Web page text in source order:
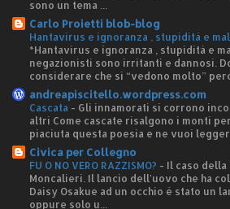
sono un tema ...
Carlo Proietti blob-blog
Hantavirus e ignoranza , stupidità e
*Hantavirus e ignoranza , stupidità e
negazionisti sono irritanti e dannosi.
considerare che si “vedono molto”
andreapiscitello.wordpress.com
Cascata - Gli innamorati si corrono
altri Come cascate risalgono i monti
piaciuta questa poesia e ne vuoi
Civica per Collegno
FU O NO VERO RAZZISMO? - Il caso
Moncalieri. Il lancio dell'uovo che ha
Daisy Osakue ad un occhio è stato un
oppure solo u...